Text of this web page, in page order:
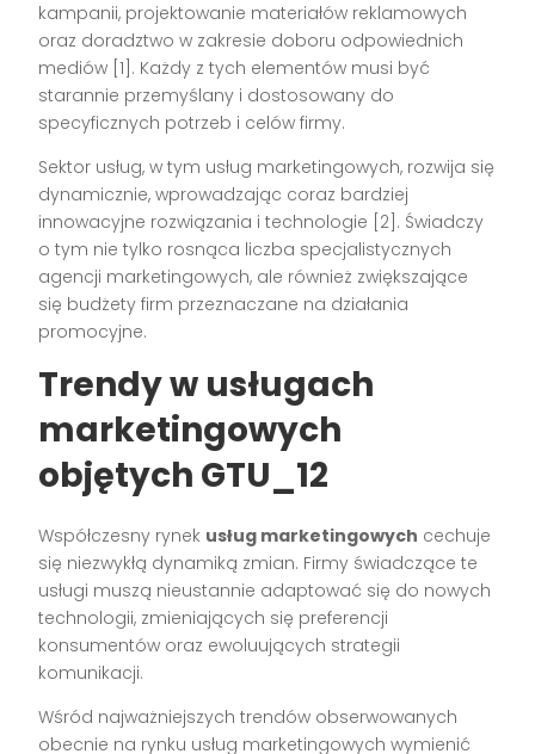
kampanii, projektowanie materiałów reklamowych
oraz doradztwo w zakresie doboru odpowiednich
mediów [1]. Każdy z tych elementów musi być
starannie przemyślany i dostosowany do
specyficznych potrzeb i celów firmy.
Sektor usług, w tym usług marketingowych, rozwija się
dynamicznie, wprowadzając coraz bardziej
innowacyjne rozwiązania i technologie [2]. Świadczy
o tym nie tylko rosnąca liczba specjalistycznych
agencji marketingowych, ale również zwiększające
się budżety firm przeznaczane na działania
promocyjne.
Trendy w usługach
marketingowych
objętych GTU_12
Współczesny rynek usług marketingowych cechuje
się niezwykłą dynamiką zmian. Firmy świadczące te
usługi muszą nieustannie adaptować się do nowych
technologii, zmieniających się preferencji
konsumentów oraz ewoluujących strategii
komunikacji.
Wśród najważniejszych trendów obserwowanych
obecnie na rynku usług marketingowych wymienić